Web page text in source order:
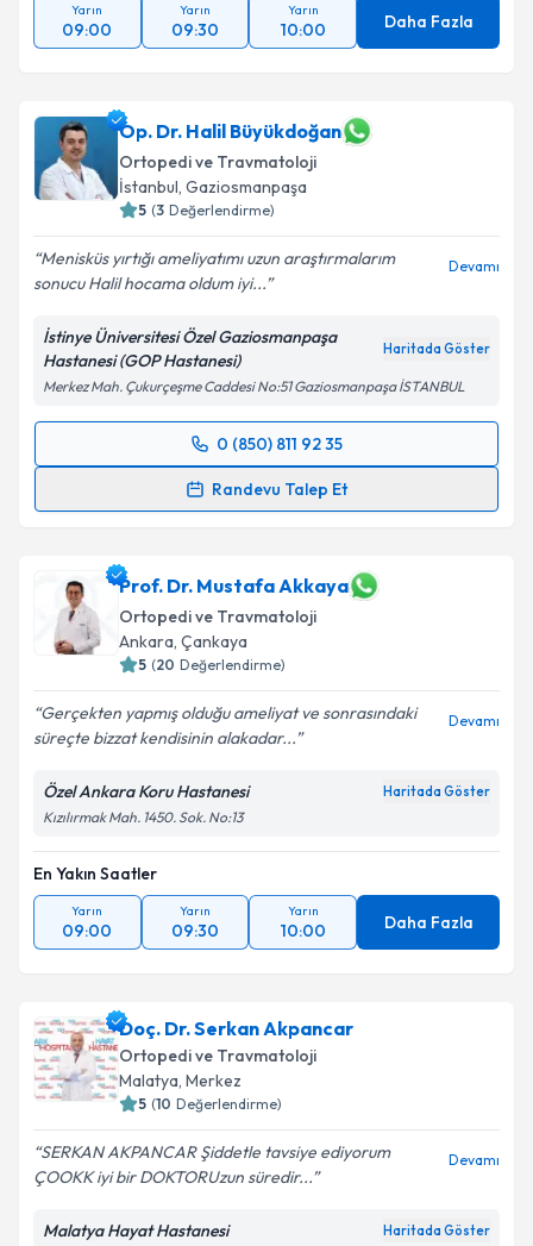
Yarın
09:00
Yarın
09:30
Yarın
10:00 Daha Fazla
Op. Dr. Halil Büyükdoğan
Ortopedi ve Travmatoloji
İstanbul, Gaziosmanpaşa
5 (3 Değerlendirme)
Menisküs yırtığı ameliyatımı uzun araştırmalarım
sonucu Halil hocama oldum iyi...
Devamı
İstinye Üniversitesi Özel Gaziosmanpaşa
Hastanesi (GOP Hastanesi)
Haritada Göster
Merkez Mah. Çukurçeşme Caddesi No:51 Gaziosmanpaşa İSTANBUL
0 (850) 811 92 35
Randevu Talep Et
Randevu Takvimi Talebi
takvim hazırlandığında e-posta ile bilgilendireceğiz.
E-posta Adresiniz
Kişisel verilerimin işlenmesine ilişkin
kapsamda işlenmesini kabul ediyorum.
Prof. Dr. Mustafa Akkaya
Ortopedi ve Travmatoloji
Ankara, Çankaya
5 (20 Değerlendirme)
Gerçekten yapmış olduğu ameliyat ve sonrasındaki
süreçte bizzat kendisinin alakadar...
Devamı
Özel Ankara Koru Hastanesi Haritada Göster
Kızılırmak Mah. 1450. Sok. No:13
En Yakın Saatler
Yarın
09:00
Yarın
09:30
Yarın
10:00 Daha Fazla
Doç. Dr. Serkan Akpancar
Ortopedi ve Travmatoloji
Malatya, Merkez
5 (10 Değerlendirme)
SERKAN AKPANCAR Şiddetle tavsiye ediyorum
ÇOOKK iyi bir DOKTORUzun süredir...
Devamı
Malatya Hayat Hastanesi Haritada Göster